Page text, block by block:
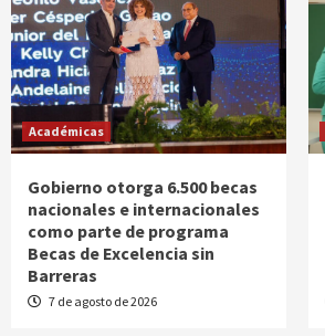
Académicas
Gobierno otorga 6.500 becas
nacionales e internacionales
como parte de programa
Becas de Excelencia sin
Barreras
7 de agosto de 2026